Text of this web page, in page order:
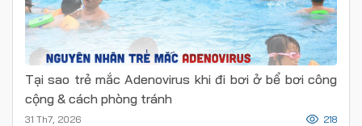
Tại sao trẻ mắc Adenovirus khi đi bơi ở bể bơi công
cộng & cách phòng tránh
31 Th7, 2026 218